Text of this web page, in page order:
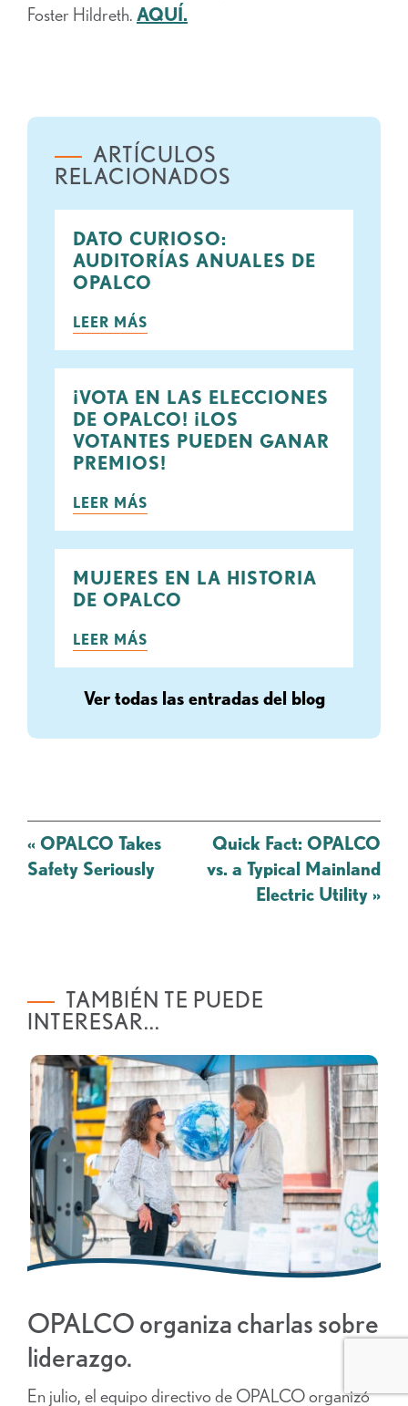
Foster Hildreth. AQUÍ.
ARTÍCULOS
RELACIONADOS
DATO CURIOSO:
AUDITORÍAS ANUALES DE
OPALCO
LEER MÁS
¡VOTA EN LAS ELECCIONES
DE OPALCO! ¡LOS
VOTANTES PUEDEN GANAR
PREMIOS!
LEER MÁS
MUJERES EN LA HISTORIA
DE OPALCO
LEER MÁS
Ver todas las entradas del blog
Mensaje
de
navegación
« OPALCO Takes
Safety Seriously
Quick Fact: OPALCO
vs. a Typical Mainland
Electric Utility »
TAMBIÉN TE PUEDE
INTERESAR...
OPALCO organiza charlas sobre
liderazgo.
En julio, el equipo directivo de OPALCO organizó